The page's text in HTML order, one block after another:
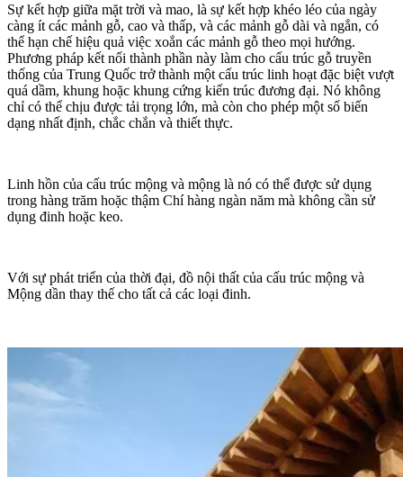
Sự kết hợp giữa mặt trời và mao, là sự kết hợp khéo léo của ngày
càng ít các mảnh gỗ, cao và thấp, và các mảnh gỗ dài và ngắn, có
thể hạn chế hiệu quả việc xoắn các mảnh gỗ theo mọi hướng.
Phương pháp kết nối thành phần này làm cho cấu trúc gỗ truyền
thống của Trung Quốc trở thành một cấu trúc linh hoạt đặc biệt vượt
quá dầm, khung hoặc khung cứng kiến trúc đương đại. Nó không
chỉ có thể chịu được tải trọng lớn, mà còn cho phép một số biến
dạng nhất định, chắc chắn và thiết thực.
Linh hồn của cấu trúc mộng và mộng là nó có thể được sử dụng
trong hàng trăm hoặc thậm Chí hàng ngàn năm mà không cần sử
dụng đinh hoặc keo.
Với sự phát triển của thời đại, đồ nội thất của cấu trúc mộng và
Mộng dần thay thế cho tất cả các loại đinh.